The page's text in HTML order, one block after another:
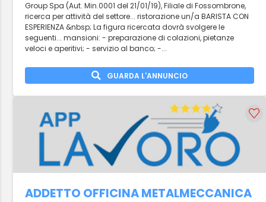
Group Spa (Aut. Min.0001 del 21/01/19), Filiale di Fossombrone,
ricerca per attività del settore... ristorazione un/a BARISTA CON
ESPERIENZA &nbsp; La figura ricercata dovrà svolgere le
seguenti... mansioni: - preparazione di colazioni, pietanze
veloci e aperitivi; - servizio al banco; -...
GUARDA L'ANNUNCIO
ADDETTO OFFICINA METALMECCANICA